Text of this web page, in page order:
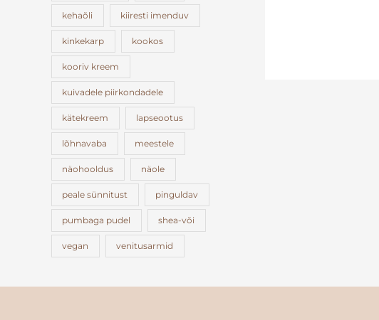
kehaõli kiiresti imenduv
kinkekarp kookos
kooriv kreem
kuivadele piirkondadele
kätekreem lapseootus
lõhnavaba meestele
näohooldus näole
peale sünnitust pinguldav
pumbaga pudel shea-või
vegan venitusarmid